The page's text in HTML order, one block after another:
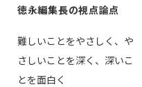
徳永編集長の視点論点
難しいことをやさしく、や
さしいことを深く、深いこ
とを面白く